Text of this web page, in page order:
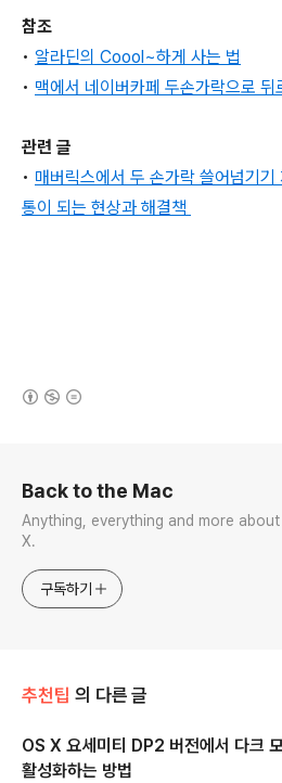
참조
• 알라딘의 Coool~하게 사는 법
• 맥에서 네이버카페 두손가락으로 뒤
관련 글
• 매버릭스에서 두 손가락 쓸어넘기
통이 되는 현상과 해결책
Back to the Mac
Anything, everything and more
X.
구독하기
추천팁 의 다른 글
OS X 요세미티 DP2 버전에서 다크
활성화하는 방법